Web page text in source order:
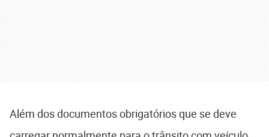
Além dos documentos obrigatórios que se deve